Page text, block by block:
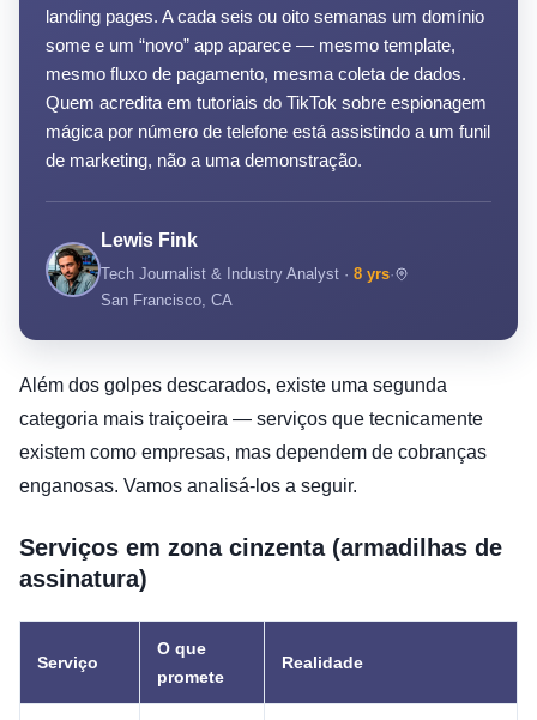
landing pages. A cada seis ou oito semanas um domínio
some e um “novo” app aparece — mesmo template,
mesmo fluxo de pagamento, mesma coleta de dados.
Quem acredita em tutoriais do TikTok sobre espionagem
mágica por número de telefone está assistindo a um funil
de marketing, não a uma demonstração.
Lewis Fink
Tech Journalist & Industry Analyst · 8 yrs·
San Francisco, CA
Além dos golpes descarados, existe uma segunda
categoria mais traiçoeira — serviços que tecnicamente
existem como empresas, mas dependem de cobranças
enganosas. Vamos analisá-los a seguir.
Serviços em zona cinzenta (armadilhas de
assinatura)
Serviço
O que
promete
Realidade